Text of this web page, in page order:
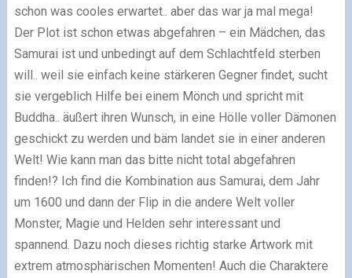
schon was cooles erwartet.. aber das war ja mal mega!
Der Plot ist schon etwas abgefahren – ein Mädchen, das
Samurai ist und unbedingt auf dem Schlachtfeld sterben
will.. weil sie einfach keine stärkeren Gegner findet, sucht
sie vergeblich Hilfe bei einem Mönch und spricht mit
Buddha.. äußert ihren Wunsch, in eine Hölle voller Dämonen
geschickt zu werden und bäm landet sie in einer anderen
Welt! Wie kann man das bitte nicht total abgefahren
finden!? Ich find die Kombination aus Samurai, dem Jahr
um 1600 und dann der Flip in die andere Welt voller
Monster, Magie und Helden sehr interessant und
spannend. Dazu noch dieses richtig starke Artwork mit
extrem atmosphärischen Momenten! Auch die Charaktere